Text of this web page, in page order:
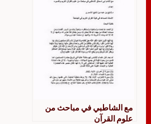
مع الشاطبي في مباحث من
علوم القرآن